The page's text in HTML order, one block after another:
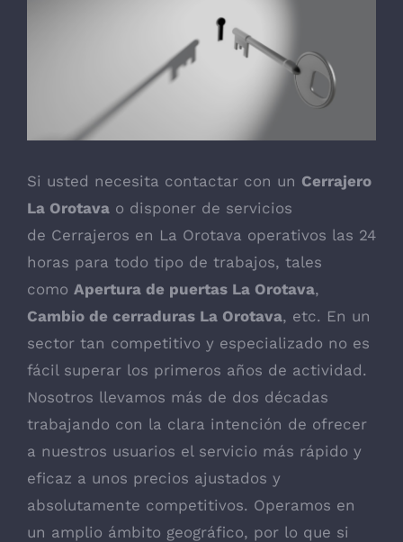
Si usted necesita contactar con un Cerrajero
La Orotava o disponer de servicios
de Cerrajeros en La Orotava operativos las 24
horas para todo tipo de trabajos, tales
como Apertura de puertas La Orotava,
Cambio de cerraduras La Orotava, etc. En un
sector tan competitivo y especializado no es
fácil superar los primeros años de actividad.
Nosotros llevamos más de dos décadas
trabajando con la clara intención de ofrecer
a nuestros usuarios el servicio más rápido y
eficaz a unos precios ajustados y
absolutamente competitivos. Operamos en
un amplio ámbito geográfico, por lo que si